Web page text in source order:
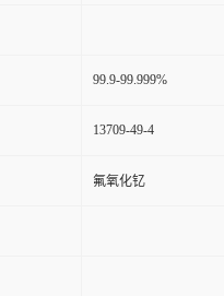
99.9-99.999%
13709-49-4
氟氧化钇